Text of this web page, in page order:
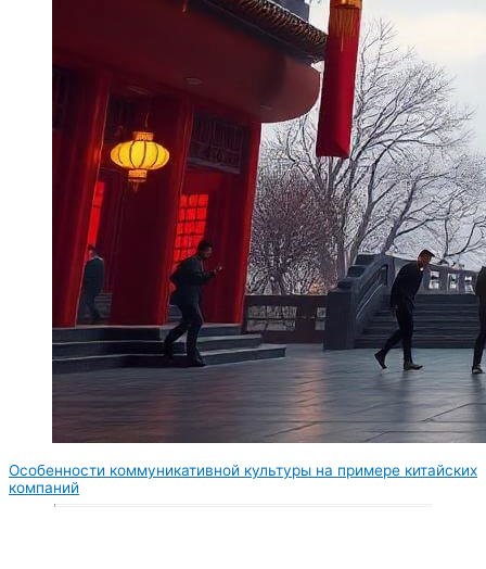
Особенности коммуникативной культуры на примере китайских
компаний